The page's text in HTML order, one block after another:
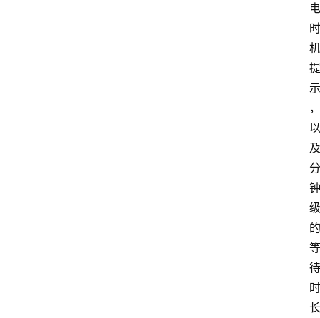
电
时
机
提
示
，
以
及
分
钟
级
的
等
待
时
长